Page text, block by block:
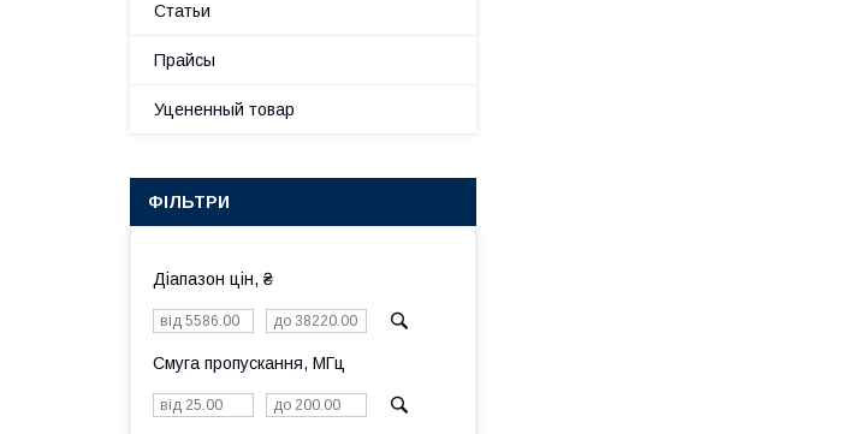
Статьи
Прайсы
Уцененный товар
ФІЛЬТРИ
Діапазон цін, ₴
Смуга пропускання, МГц